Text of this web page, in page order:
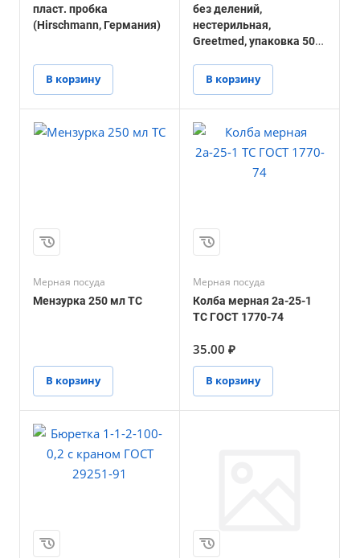
пласт. пробка
(Hirschmann, Германия)
В корзину
без делений,
нестерильная,
Greetmed, упаковка 500
В корзину
Мерная посуда
Мензурка 250 мл ТС
В корзину
Мерная посуда
Колба мерная 2а-25-1
ТС ГОСТ 1770-74
35.00 ₽
В корзину